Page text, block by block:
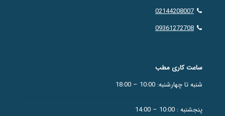
02144208007
09361272708
ساعت کاری مطب
شنبه تا چهارشنبه: 10:00 – 18:00
پنجشنبه : 10:00 – 14:00